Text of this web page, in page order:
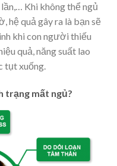
Khi không thể ngủ
hệ quả gây ra là bạn sẽ
khi con người thiếu
quả, năng suất lao
tụt xuống.
trạng mất ngủ?